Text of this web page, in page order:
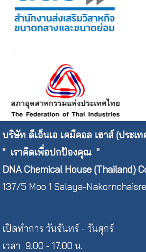
บริษัท ดีเอ็นเอ เคมีคอล เฮาส์ (ประเ
" เราคิดเพื่อปกป้องคุณ "
DNA Chemical House (Thailand)
137/5 Moo 1 Salaya-
เปิดทำการ วันจันทร์ - วันศุกร์
เวลา 9.00 - 17.00 น.